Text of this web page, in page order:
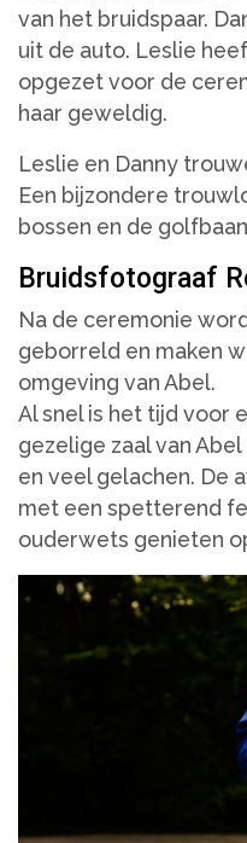
van het bruidspaar.
uit de auto. Leslie
opgezet voor de
haar geweldig.
Leslie en Danny
Een bijzondere
bossen en de
Bruidsfotograaf
Na de ceremonie
geborreld en maken
omgeving van Abel.
Al snel is het tijd voor
gezelige zaal van
en veel gelachen. De
met een spetterend
ouderwets genieten